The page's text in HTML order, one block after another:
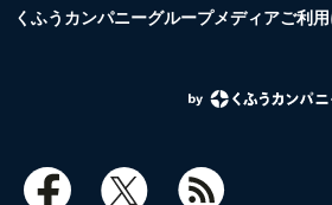
くふうカンパニーグループメディアご利